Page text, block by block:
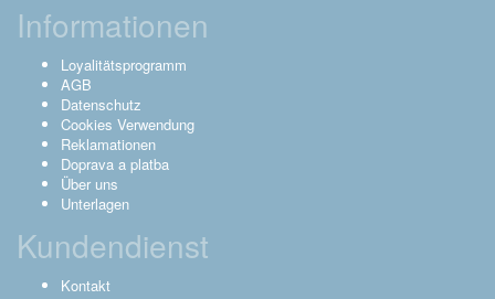
Informationen
Loyalitätsprogramm
AGB
Datenschutz
Cookies Verwendung
Reklamationen
Doprava a platba
Über uns
Unterlagen
Kundendienst
Kontakt